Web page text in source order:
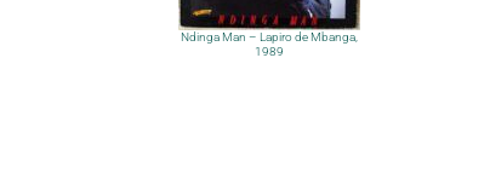
Ndinga Man – Lapiro de Mbanga,
1989